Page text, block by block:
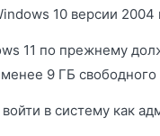
10 версии
11 по прежнему
9 ГБ свободного
в систему как